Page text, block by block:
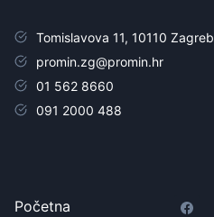
Tomislavova 11, 10110 Zagreb
promin.zg@promin.hr
01 562 8660
091 2000 488
Početna